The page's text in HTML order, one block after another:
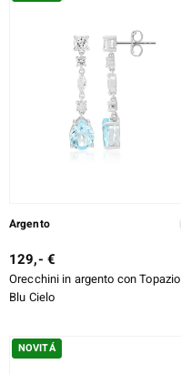
Argento
129,- €
Orecchini in argento con Topazio
Blu Cielo
NOVITÁ